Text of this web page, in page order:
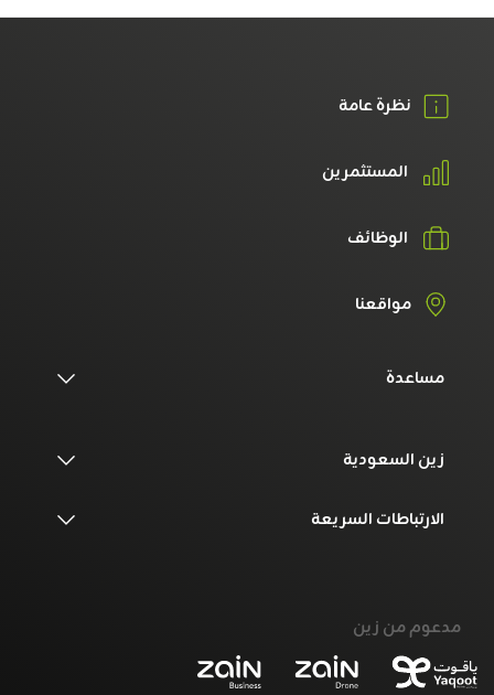
نظرة عامة
المستثمرين
الوظائف
مواقعنا
مساعدة
زين السعودية
الارتباطات السريعة
مدعوم من زين